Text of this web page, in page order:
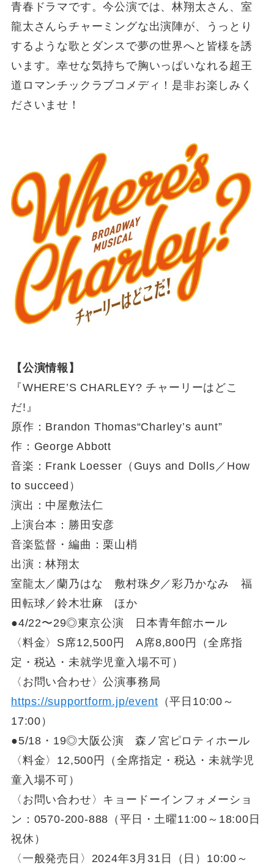
青春ドラマです。今公演では、林翔太さん、室
龍太さんらチャーミングな出演陣が、うっとり
するような歌とダンスで夢の世界へと皆様を誘
います。幸せな気持ちで胸いっぱいなれる超王
道ロマンチックラブコメディ！是非お楽しみく
ださいませ！
【公演情報】
『WHERE’S CHARLEY? チャーリーはどこ
だ!』
原作：Brandon Thomas“Charley’s aunt”
作：George Abbott
音楽：Frank Loesser（Guys and Dolls／How
to succeed）
演出：中屋敷法仁
上演台本：勝田安彦
音楽監督・編曲：栗山梢
出演：林翔太
室龍太／蘭乃はな 敷村珠夕／彩乃かなみ 福
田転球／鈴木壮麻 ほか
●4/22〜29◎東京公演 日本青年館ホール
〈料金〉S席12,500円 A席8,800円（全席指
定・税込・未就学児童入場不可）
〈お問い合わせ〉公演事務局
https://supportform.jp/event （平日10:00～
17:00）
●5/18・19◎大阪公演 森ノ宮ピロティホール
〈料金〉12,500円（全席指定・税込・未就学児
童入場不可）
〈お問い合わせ〉キョードーインフォメーショ
ン：0570-200-888（平日・土曜11:00～18:00日
祝休）
〈一般発売日〉2024年3月31日（日）10:00～